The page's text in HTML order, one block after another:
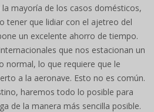
mayoría de los casos domésticos,
tener que lidiar con el ajetreo del
un excelente ahorro de tiempo.
que nos estacionan un
normal, lo que requiere que le
a la aeronave. Esto no es común.
haremos todo lo posible para
de la manera más sencilla posible.